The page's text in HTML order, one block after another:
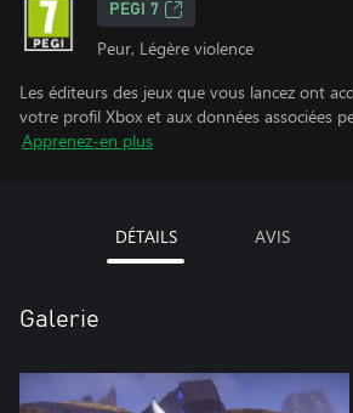
PEGI 7
Peur, Légère violence
Les éditeurs des jeux que vous lancez ont
votre profil Xbox et aux données associées
Apprenez-en plus
DÉTAILS AVIS
Galerie